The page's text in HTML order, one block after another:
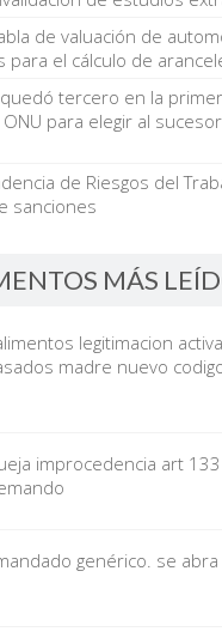
de valuación de
para el cálculo de
tercero en la
para elegir al
de Riesgos del
sanciones
MÁS
legitimacion activa
madre nuevo
improcedencia art
genérico. se abra